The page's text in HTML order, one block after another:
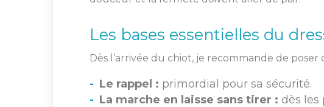
Les bases essentielles du
Dès l’arrivée du chiot, je recommande de poser
Le rappel : primordial pour sa sécurité.
La marche en laisse sans tirer : dès les